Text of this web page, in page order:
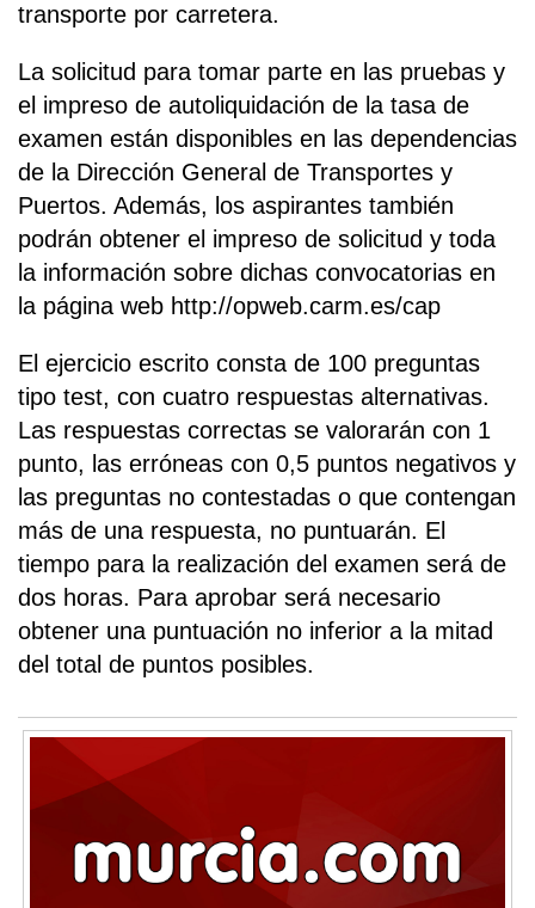
transporte por carretera.
La solicitud para tomar parte en las pruebas y
el impreso de autoliquidación de la tasa de
examen están disponibles en las dependencias
de la Dirección General de Transportes y
Puertos. Además, los aspirantes también
podrán obtener el impreso de solicitud y toda
la información sobre dichas convocatorias en
la página web http://opweb.carm.es/cap
El ejercicio escrito consta de 100 preguntas
tipo test, con cuatro respuestas alternativas.
Las respuestas correctas se valorarán con 1
punto, las erróneas con 0,5 puntos negativos y
las preguntas no contestadas o que contengan
más de una respuesta, no puntuarán. El
tiempo para la realización del examen será de
dos horas. Para aprobar será necesario
obtener una puntuación no inferior a la mitad
del total de puntos posibles.